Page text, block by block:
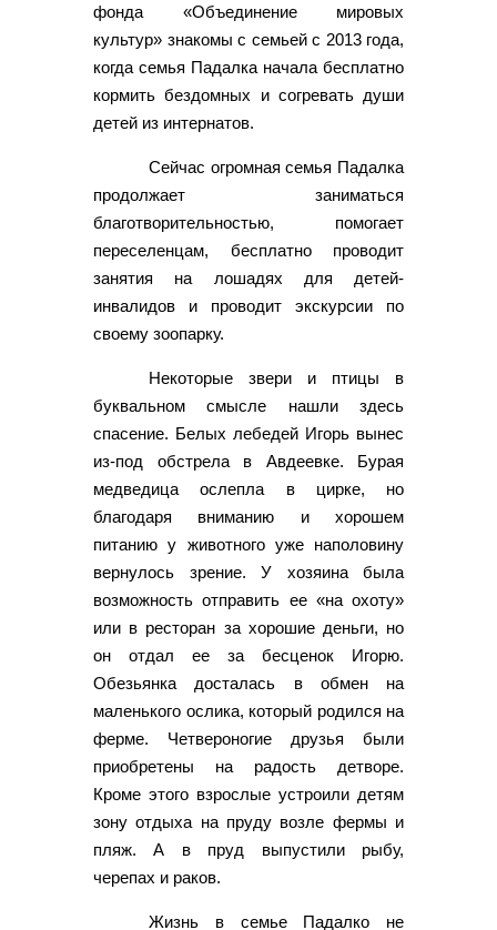
фонда «Объединение мировых
культур» знакомы с семьей с 2013 года,
когда семья Падалка начала бесплатно
кормить бездомных и согревать души
детей из интернатов.
Сейчас огромная семья Падалка
продолжает заниматься
благотворительностью, помогает
переселенцам, бесплатно проводит
занятия на лошадях для детей-
инвалидов и проводит экскурсии по
своему зоопарку.
Некоторые звери и птицы в
буквальном смысле нашли здесь
спасение. Белых лебедей Игорь вынес
из-под обстрела в Авдеевке. Бурая
медведица ослепла в цирке, но
благодаря вниманию и хорошем
питанию у животного уже наполовину
вернулось зрение. У хозяина была
возможность отправить ее «на охоту»
или в ресторан за хорошие деньги, но
он отдал ее за бесценок Игорю.
Обезьянка досталась в обмен на
маленького ослика, который родился на
ферме. Четвероногие друзья были
приобретены на радость детворе.
Кроме этого взрослые устроили детям
зону отдыха на пруду возле фермы и
пляж. А в пруд выпустили рыбу,
черепах и раков.
Жизнь в семье Падалко не